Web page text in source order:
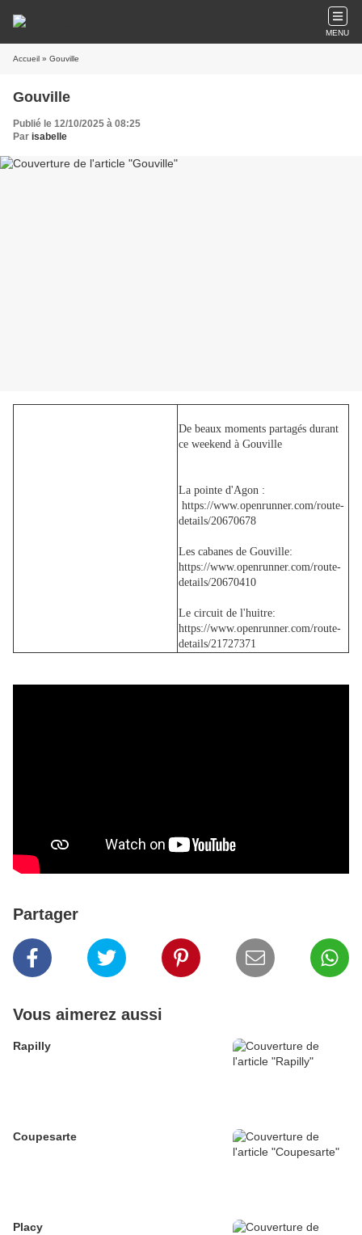
MENU
Accueil » Gouville
Gouville
Publié le 12/10/2025 à 08:25
Par isabelle
De beaux moments partagés durant
ce weekend à Gouville
La pointe d'Agon :
https://www.openrunner.com/route-
details/20670678
Les cabanes de Gouville:
https://www.openrunner.com/route-
details/20670410
Le circuit de l'huitre:
https://www.openrunner.com/route-
details/21727371
Partager
Vous aimerez aussi
Rapilly
Coupesarte
Placy